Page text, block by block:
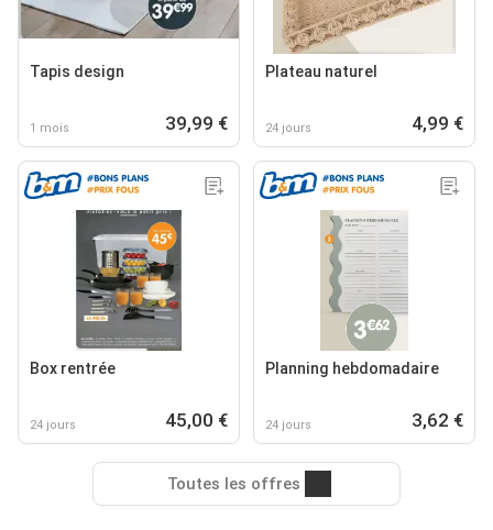
Tapis design
1 mois 39,99 €
Plateau naturel
24 jours 4,99 €
Box rentrée
24 jours 45,00 €
Planning hebdomadaire
24 jours 3,62 €
Toutes les offres